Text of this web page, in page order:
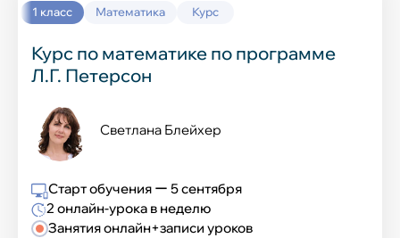
Разработка игр в Roblox
Графический дизайн в Figma
Разработка игр в Unity
Развивающие курсы
1 класс Математика Курс
Курс по математике по программе
Л.Г. Петерсон
Светлана Блейхер
Занятия онлайн+записи уроков
Старт обучения ー 5 сентября
2 онлайн-урока в неделю